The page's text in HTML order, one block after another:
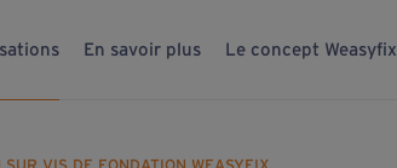
En savoir plus Le concept Weasyfix